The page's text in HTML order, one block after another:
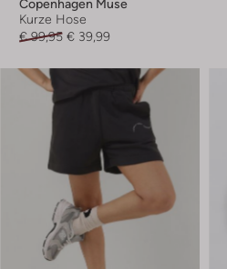
Copenhagen Muse
Kurze Hose
€ 99,95 € 39,99